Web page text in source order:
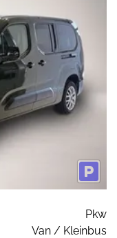
Pkw
Van / Kleinbus